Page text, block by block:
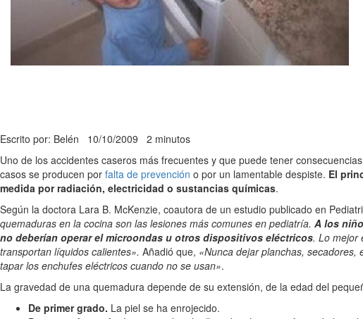
Escrito por: Belén 10/10/2009 2 minutos
Uno de los accidentes caseros más frecuentes y que puede tener
casos se producen por falta de prevención o por un lamentable despiste. El
medida por radiación, electricidad o sustancias químicas.
Según la doctora Lara B. McKenzie, coautora de un estudio publicado en
quemaduras en la cocina son las lesiones más comunes en pediatría. A los
no deberían operar el microondas u otros dispositivos eléctricos. Lo mejor
transportan líquidos calientes». Añadió que, «Nunca dejar planchas,
tapar los enchufes eléctricos cuando no se usan».
La gravedad de una quemadura depende de su extensión, de la edad del
De primer grado. La piel se ha enrojecido.